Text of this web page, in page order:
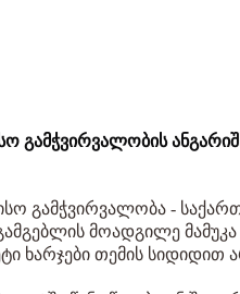
გამჭვირვალობის
გამჭვირვალობა -
მოადგილე
ხარჯები თემის სიდიდით